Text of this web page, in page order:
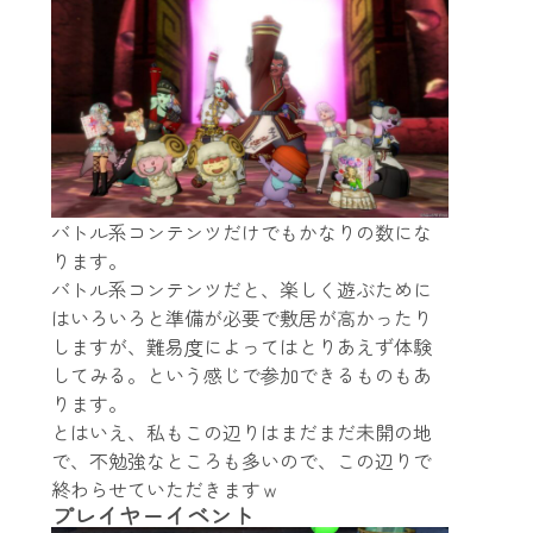
バトル系コンテンツだけでもかなりの数にな
ります。
バトル系コンテンツだと、楽しく遊ぶために
はいろいろと準備が必要で敷居が高かったり
しますが、難易度によってはとりあえず体験
してみる。という感じで参加できるものもあ
ります。
とはいえ、私もこの辺りはまだまだ未開の地
で、不勉強なところも多いので、この辺りで
終わらせていただきますｗ
プレイヤーイベント